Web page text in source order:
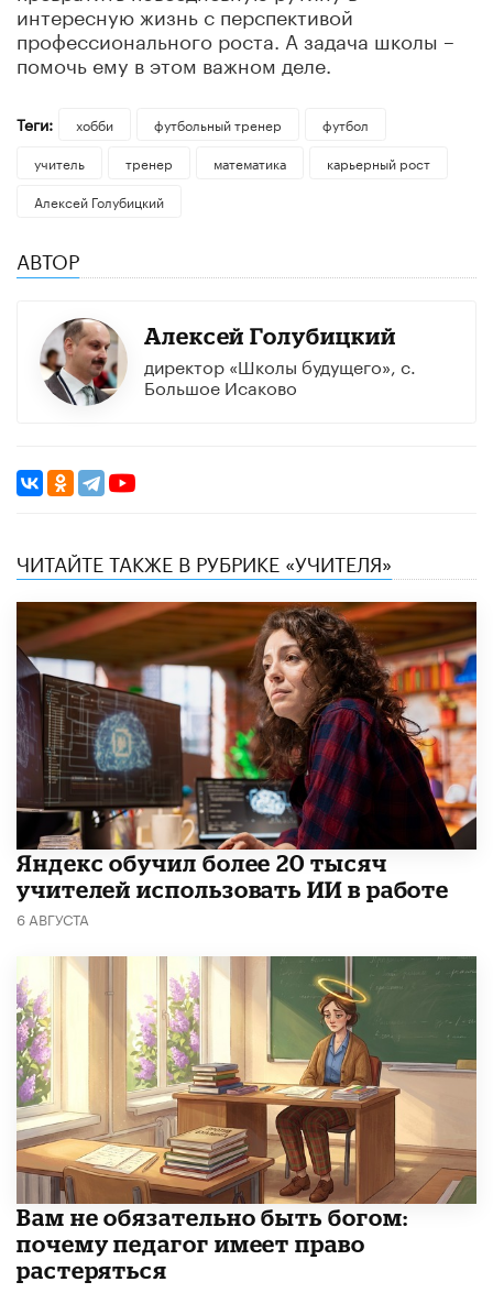
интересную жизнь с перспективой
профессионального роста. А задача школы –
помочь ему в этом важном деле.
Теги: хобби футбольный тренер
футбол
учитель
тренер математика
карьерный рост
Алексей Голубицкий
АВТОР
Алексей Голубицкий
директор «Школы будущего», с.
Большое Исаково
ЧИТАЙТЕ ТАКЖЕ В РУБРИКЕ «УЧИТЕЛЯ»
​Яндекс обучил более 20 тысяч
учителей использовать ИИ в работе
6 АВГУСТА
​Вам не обязательно быть богом:
почему педагог имеет право
растеряться